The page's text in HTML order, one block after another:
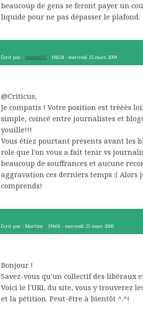
beaucoup de gens se feront payer un
liquide pour ne pas dépasser le plafond.
Écrit par : vincent15 18h24 -mercredi 25 mars 2009
@Criticus,
Je compatis ! Votre position est trèèès
simple, coincé entre journalistes et
youille!!!
Vous étiez pourtant présents avant les
role que l'on vous a fait tenir vs
beaucoup de souffrances et aucune
aggravation ces derniers temps :( Alors
comprends!
Écrit par : Martine 19h01 -mercredi 25 mars 2009
Bonjour !
Savez-vous qu'un collectif des libéraux
Voici le l'URL du site, vous y trouverez
et la pétition. Peut-être à bientôt ^.^!